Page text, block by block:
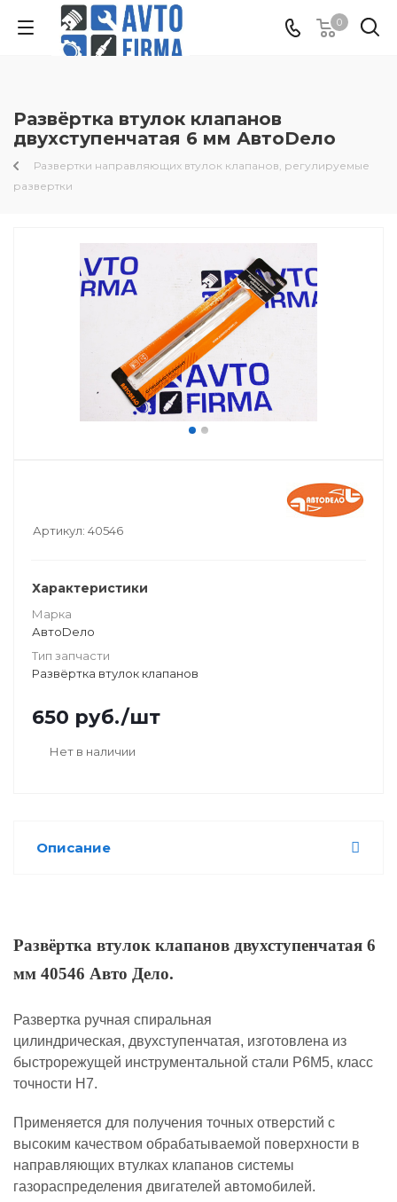
0
Развёртка втулок клапанов
двухступенчатая 6 мм АвтоDело
Развертки направляющих втулок клапанов, регулируемые
развертки
Артикул: 40546
Характеристики
Марка
АвтоDело
Тип запчасти
Развёртка втулок клапанов
650 руб./шт
Нет в наличии
Описание
Развёртка втулок клапанов двухступенчатая 6
мм 40546 Авто Дело.
Развертка ручная спиральная
цилиндрическая, двухступенчатая, изготовлена из
быстрорежущей инструментальной стали Р6М5, класс
точности Н7.
Применяется для получения точных отверстий с
высоким качеством обрабатываемой поверхности в
направляющих втулках клапанов системы
газораспределения двигателей автомобилей.